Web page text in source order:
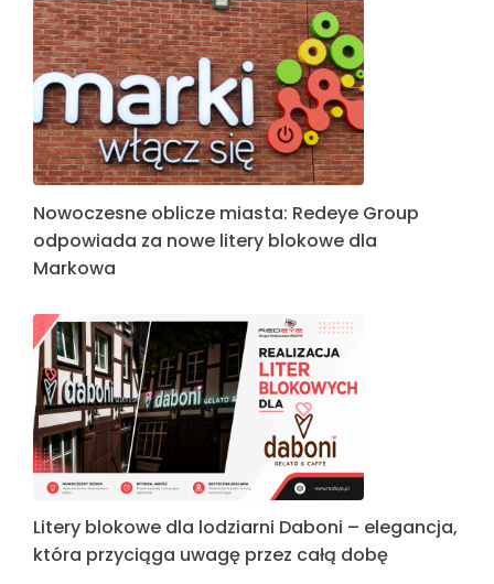
Nowoczesne oblicze miasta: Redeye Group
odpowiada za nowe litery blokowe dla
Markowa
Litery blokowe dla lodziarni Daboni – elegancja,
która przyciąga uwagę przez całą dobę